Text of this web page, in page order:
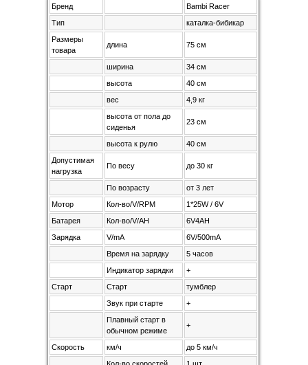
Бренд
Bambi Racer
Тип
каталка-бибикар
Размеры
товара
длина 75 см
ширина
34 см
высота
40 см
вес
4,9 кг
высота от пола до
сиденья
23 см
высота к рулю
40 см
Допустимая
нагрузка
По весу до 30 кг
По возрасту
от 3 лет
Мотор
Кол-во/V/RPM
1*25W / 6V
Батарея
Кол-во/V/AH
6V4AH
Зарядка
V/mA
6V/500mA
Время на зарядку
5 часов
Индикатор зарядки
+
Старт
Старт
тумблер
Звук при старте
+
Плавный старт в
обычном режиме
+
Скорость км/ч
до 5 км/ч